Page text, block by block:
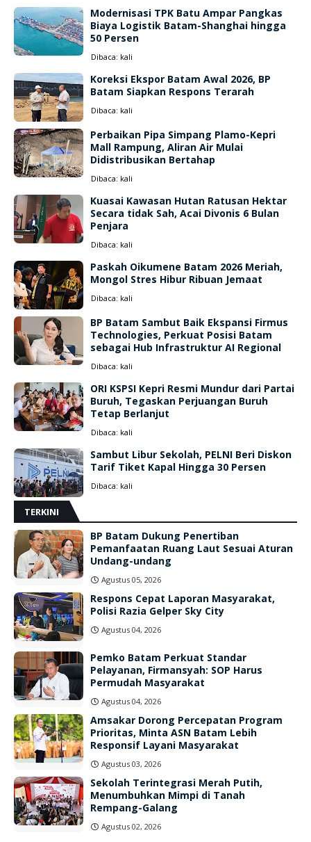
Modernisasi TPK Batu Ampar Pangkas
Biaya Logistik Batam-Shanghai hingga
50 Persen
Dibaca: kali
Koreksi Ekspor Batam Awal 2026, BP
Batam Siapkan Respons Terarah
Dibaca: kali
Perbaikan Pipa Simpang Plamo-Kepri
Mall Rampung, Aliran Air Mulai
Didistribusikan Bertahap
Dibaca: kali
Kuasai Kawasan Hutan Ratusan Hektar
Secara tidak Sah, Acai Divonis 6 Bulan
Penjara
Dibaca: kali
Paskah Oikumene Batam 2026 Meriah,
Mongol Stres Hibur Ribuan Jemaat
Dibaca: kali
BP Batam Sambut Baik Ekspansi Firmus
Technologies, Perkuat Posisi Batam
sebagai Hub Infrastruktur AI Regional
Dibaca: kali
ORI KSPSI Kepri Resmi Mundur dari Partai
Buruh, Tegaskan Perjuangan Buruh
Tetap Berlanjut
Dibaca: kali
Sambut Libur Sekolah, PELNI Beri Diskon
Tarif Tiket Kapal Hingga 30 Persen
Dibaca: kali
TERKINI
BP Batam Dukung Penertiban
Pemanfaatan Ruang Laut Sesuai Aturan
Undang-undang
Agustus 05, 2026
Respons Cepat Laporan Masyarakat,
Polisi Razia Gelper Sky City
Agustus 04, 2026
Pemko Batam Perkuat Standar
Pelayanan, Firmansyah: SOP Harus
Permudah Masyarakat
Agustus 04, 2026
Amsakar Dorong Percepatan Program
Prioritas, Minta ASN Batam Lebih
Responsif Layani Masyarakat
Agustus 03, 2026
Sekolah Terintegrasi Merah Putih,
Menumbuhkan Mimpi di Tanah
Rempang-Galang
Agustus 02, 2026